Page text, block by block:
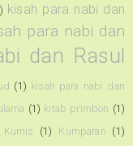
kisah para nabi dan
para nabi dan
dan Rasul
(1) kisah para nabi dan
(1) kitab primbon (1)
Kumis (1) Kumparan (1)